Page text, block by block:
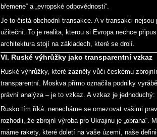
břemene“ a „evropské odpovědnosti“.
Je to čistá obchodní transakce. A v transakci
užiteční. To je realita, kterou si Evropa nechce
architektura stojí na základech, které se drolí.
VI. Ruské výhrůžky jako transparentní vzkaz
Ruské výhrůžky, které zazněly vůči českému
transparentní. Moskva přímo označila podniky
právní analýza – je to vzkaz. A vzkaz je
Rusko tím říká: nenecháme se omezovat vašimi
rozhodli, že zbrojní výroba pro Ukrajinu je
máme rakety, které doletí na vaše území, naše